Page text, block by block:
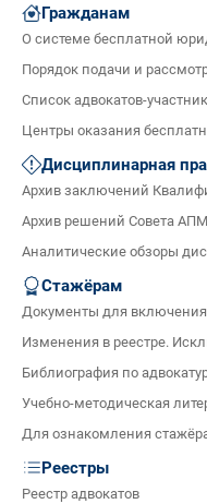
Гражданам
О системе бесплатной
Порядок подачи и
Список адвокатов-
Центры оказания
Дисциплинарная
Архив заключений
Архив решений Совета
Аналитические обзоры
Стажёрам
Документы для
Изменения в реестре.
Библиография по
Учебно-методическая
Для ознакомления
Реестры
Реестр адвокатов